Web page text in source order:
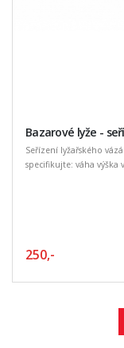
Bazarové lyže -
Seřízení lyžařského
specifikujte: váha výška
250,-